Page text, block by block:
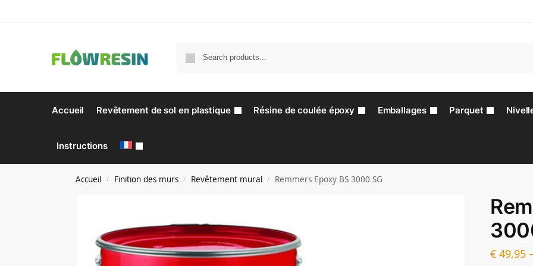
Accueil Revêtement de sol en plastique Résine de coulée époxy Emballages Parquet
Instructions
Accueil / Finition des murs / Revêtement mural / Remmers Epoxy BS 3000 SG
€ 49,95